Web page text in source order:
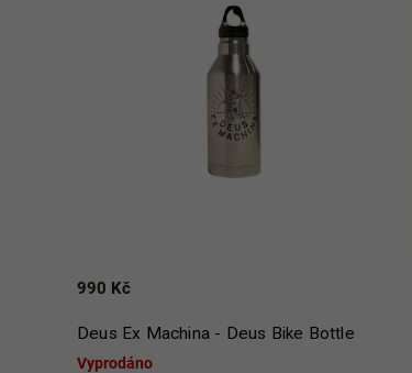
Deus Ex Machina - Deus Bike Bottle
Vyprodáno
990 Kč